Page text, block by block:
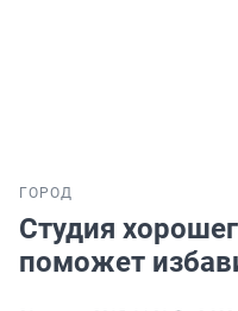
ГОРОД
Студия
поможет